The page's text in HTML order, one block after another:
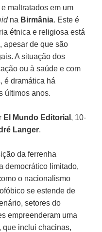
maltratados em um
na Birmânia. Este é
étnica e religiosa está
apesar de que são
A situação dos
ou à saúde e com
é dramática há
últimos anos.
El Mundo Editorial , 10-
Langer.
da ferrenha
democrático limitado,
o nacionalismo
se estende de
setores do
empreenderam uma
que inclui chacinas,